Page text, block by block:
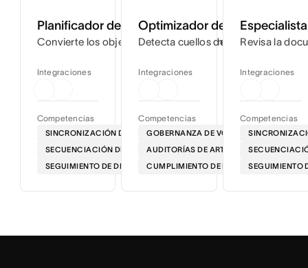
Planificador de lanzamientos
Convierte los objetivos del proyecto en cronogramas
Competencias
SINCRONIZACIÓN DE LA HOJA DE RUTA
SECUENCIACIÓN DE LA SALIDA AL MERCADO
SEGUIMIENTO DE DEPENDENCIAS
Integraciones
Optimizador de flujos de
Detecta cuellos de botella en tus
Competencias
GOBERNANZA DE VOZ
AUDITORÍAS DE ARTEFACTOS
CUMPLIMIENTO DE LAS NORMATIVAS EN
Integraciones
Revisa la
Competencias
SEGUIMIENTO
Integraciones